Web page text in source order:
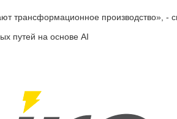
производство», -
путей на основе AI